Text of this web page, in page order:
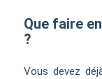
Que faire
?
Vous devez